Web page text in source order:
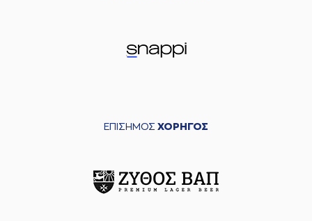
ΕΠΙΣΗΜΟΣ ΧΟΡΗΓΟΣ